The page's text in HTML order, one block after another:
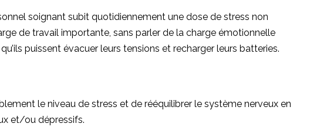
soignant subit quotidiennement une dose de stress non
de travail importante, sans parler de la charge émotionnelle
puissent évacuer leurs tensions et recharger leurs batteries.
le niveau de stress et de rééquilibrer le système nerveux en
et/ou dépressifs.